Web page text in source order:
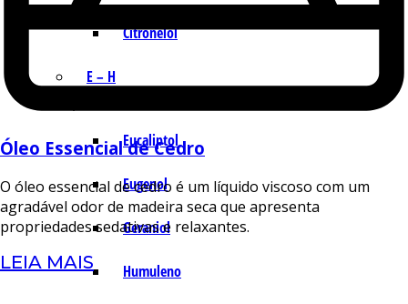
Citronelol
E – H
Eucaliptol
Eugenol
Geraniol
Humuleno
Óleo Essencial de Cedro
O óleo essencial de cedro é um líquido viscoso com um
agradável odor de madeira seca que apresenta
propriedades sedativas e relaxantes.
LEIA MAIS